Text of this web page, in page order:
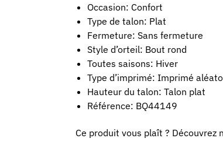
Occasion: Confort
Type de talon: Plat
Fermeture: Sans fermeture
Style d’orteil: Bout rond
Toutes saisons: Hiver
Type d’imprimé: Imprimé
Hauteur du talon: Talon plat
Référence: BQ44149
Ce produit vous plaît ? Découvrez